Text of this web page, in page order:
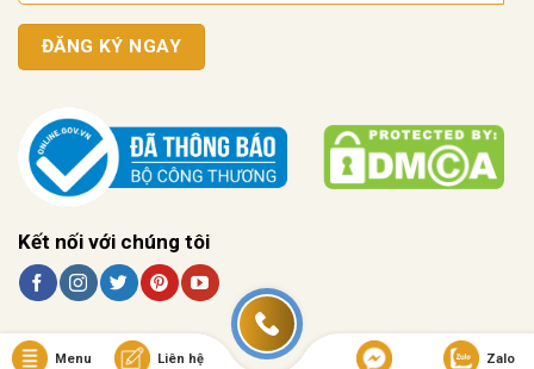
Kết nối với chúng tôi
Menu Liên hệ Zalo